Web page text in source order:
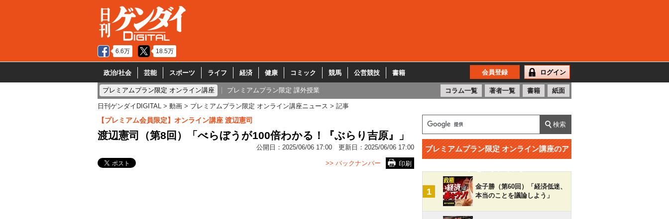
6.6万 18.5万
政治/社会 芸能 スポーツ ライフ 経済 健康 コミック 競馬 公営競技 書籍 会員登録 ログイン
プレミアムプラン限定 オンライン講座 プレミアムプラン限定 課外授業 コラム一覧 著者一覧 書籍 紙面
日刊ゲンダイDIGITAL 動画 プレミアムプラン限定 オンライン講座ニュース 記事
【プレミアム会員限定】オンライン講座 渡辺憲司
渡辺憲司（第8回）「べらぼうが100倍わかる！『ぶらり吉原』」
公開日： 2025/06/06 17:00 更新日： 2025/06/06 17:00
印刷
>> バックナンバー
プレミアムプラン限定 オンライン講座のア
1
金子勝（第60回）「経済低迷、
本当のことを議論しよう」